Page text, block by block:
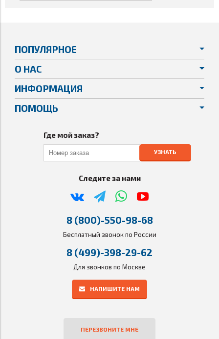
ПОПУЛЯРНОЕ
О НАС
ИНФОРМАЦИЯ
ПОМОЩЬ
Где мой заказ?
УЗНАТЬ
Следите за нами
8 (800)-550-98-68
Бесплатный звонок по России
8 (499)-398-29-62
Для звонков по Москве
НАПИШИТЕ НАМ
ПЕРЕЗВОНИТЕ МНЕ